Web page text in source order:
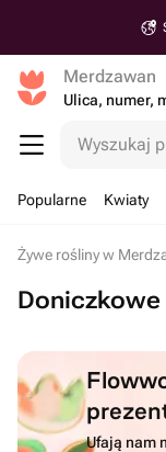
Merdzawan
Ulica, numer,
Wyszukaj
Popularne Kwiaty
Żywe rośliny w
Ufają nam